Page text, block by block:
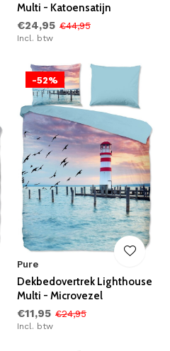
Multi - Katoensatijn
€24,95 €44,95
Incl. btw
-52%
Pure
Dekbedovertrek Lighthouse
Multi - Microvezel
€11,95 €24,95
Incl. btw